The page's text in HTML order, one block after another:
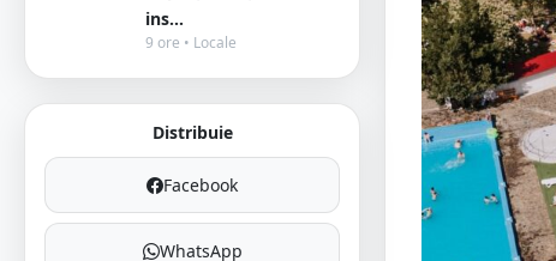
ins...
9 ore • Locale
Distribuie
Facebook
WhatsApp